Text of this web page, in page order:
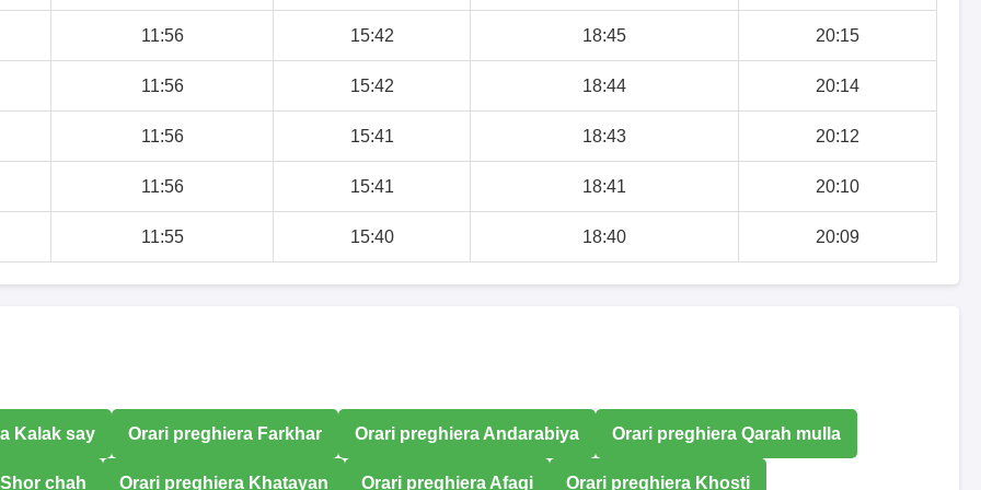
11:56 15:42 18:45 20:15
11:56 15:42 18:44 20:14
11:56 15:41 18:43 20:12
11:56 15:41 18:41 20:10
11:55 15:40 18:40 20:09
Kalak say Orari preghiera Farkhar Orari preghiera Andarabiya Orari preghiera Qarah mulla
chah Orari preghiera Khatayan Orari preghiera Afaqi Orari preghiera Khosti